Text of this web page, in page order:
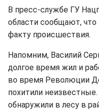
В пресс-службе ГУ
области сообщают, что
факту происшествия.
Напомним, Василий
долгое время жил и
во время Революции
похитили
обнаружили в лесу в